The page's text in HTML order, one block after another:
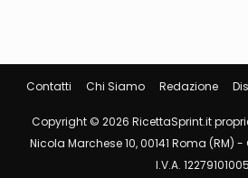
Contatti Chi Siamo Redazione
Copyright © 2026 RicettaSprint.it
Nicola Marchese 10, 00141 Roma (RM)
I.V.A. 12279101005